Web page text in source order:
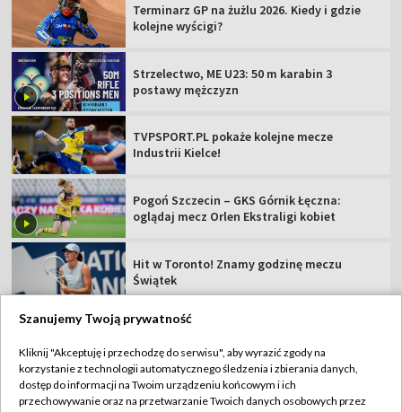
Terminarz GP na żużlu 2026. Kiedy i gdzie
kolejne wyścigi?
Strzelectwo, ME U23: 50 m karabin 3
postawy mężczyzn
TVPSPORT.PL pokaże kolejne mecze
Industrii Kielce!
Pogoń Szczecin – GKS Górnik Łęczna:
oglądaj mecz Orlen Ekstraligi kobiet
Hit w Toronto! Znamy godzinę meczu
Świątek
TVP
Abonament TVP
Regulamin TVP
Szanujemy Twoją prywatność
Kliknij "Akceptuję i przechodzę do serwisu", aby wyrazić zgody na
korzystanie z technologii automatycznego śledzenia i zbierania danych,
dostęp do informacji na Twoim urządzeniu końcowym i ich
przechowywanie oraz na przetwarzanie Twoich danych osobowych przez